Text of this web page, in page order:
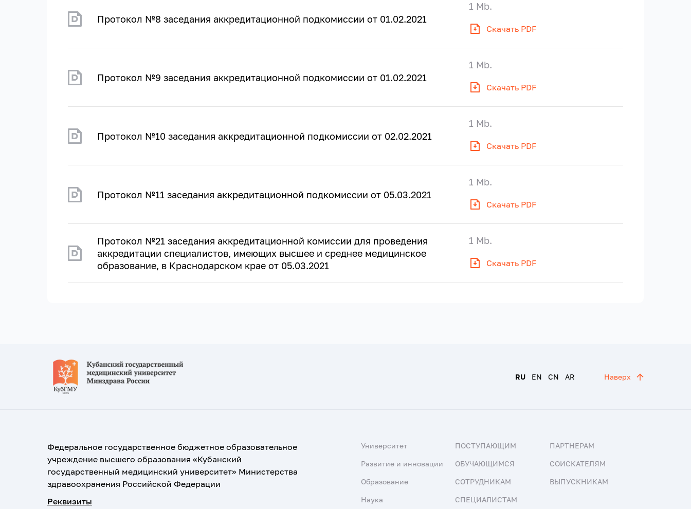
Протокол №8 заседания аккредитационной подкомиссии от 01.02.2021
Скачать PDF
1 Mb.
Протокол №9 заседания аккредитационной подкомиссии от 01.02.2021
Скачать PDF
1 Mb.
Протокол №10 заседания аккредитационной подкомиссии от 02.02.2021
Скачать PDF
1 Mb.
Протокол №11 заседания аккредитационной подкомиссии от 05.03.2021
Скачать PDF
1 Mb.
Протокол №21 заседания аккредитационной комиссии для проведения
аккредитации специалистов, имеющих высшее и среднее медицинское
образование, в Краснодарском крае от 05.03.2021
Скачать PDF
1 Mb.
RU EN CN AR Наверх
Федеральное государственное бюджетное образовательное
учреждение высшего образования «Кубанский
государственный медицинский университет» Министерства
здравоохранения Российской Федерации
Реквизиты
Университет
Развитие и инновации
Образование
Наука
ПОСТУПАЮЩИМ
ОБУЧАЮЩИМСЯ
СОТРУДНИКАМ
СПЕЦИАЛИСТАМ
ПАРТНЕРАМ
СОИСКАТЕЛЯМ
ВЫПУСКНИКАМ